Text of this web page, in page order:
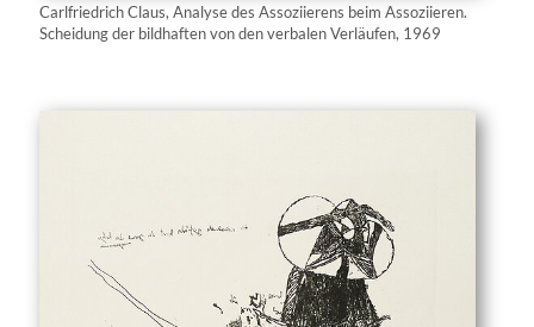
Carlfriedrich Claus, Analyse des Assoziierens beim Assoziieren.
Scheidung der bildhaften von den verbalen Verläufen, 1969